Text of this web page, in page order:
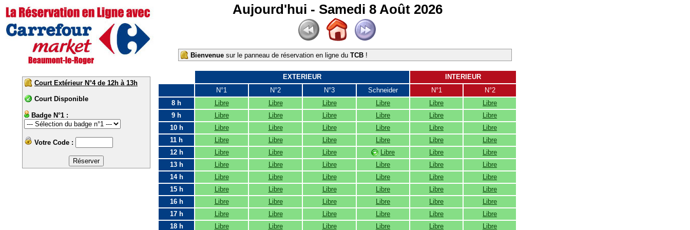
Aujourd'hui - Samedi 8 Août 2026
Bienvenue sur le panneau de réservation en ligne du TCB !
Court Extérieur N°4 de 12h à 13h
Court Disponible
Badge N°1 :
Votre Code :
EXTERIEUR
INTERIEUR
N°1
N°2 N°3 Schneider N°1
N°2
8 h
Libre Libre Libre Libre Libre
Libre
9 h
Libre Libre Libre Libre Libre
Libre
10 h
Libre Libre Libre Libre Libre
Libre
11 h
Libre Libre Libre Libre Libre
Libre
12 h
Libre Libre Libre Libre Libre
Libre
13 h
Libre Libre Libre Libre Libre
Libre
14 h
Libre Libre Libre Libre Libre
Libre
15 h
Libre Libre Libre Libre Libre
Libre
16 h
Libre Libre Libre Libre Libre
Libre
17 h
Libre Libre Libre Libre Libre
Libre
18 h
Libre Libre Libre Libre Libre
Libre